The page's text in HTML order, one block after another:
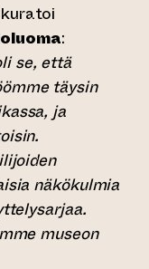
:
se, että
täysin
ja
näkökulmia
museon